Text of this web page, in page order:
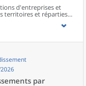
d'entreprises et
territoires et réparties
par